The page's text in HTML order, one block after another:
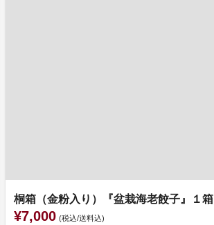
桐箱（金粉入り）『盆栽海老餃子』１箱
¥7,000 (税込/送料込)